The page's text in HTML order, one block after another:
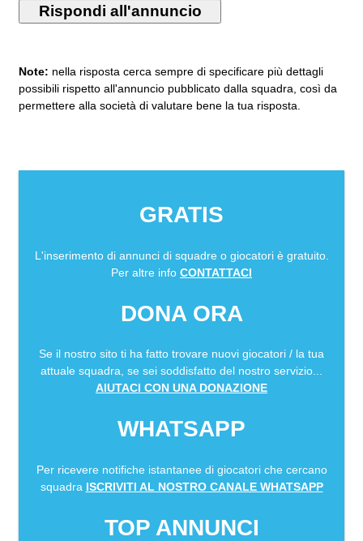
Note: nella risposta cerca sempre di specificare più dettagli
possibili rispetto all'annuncio pubblicato dalla squadra, così da
permettere alla società di valutare bene la tua risposta.
GRATIS
L'inserimento di annunci di squadre o giocatori è gratuito.
Per altre info CONTATTACI
DONA ORA
Se il nostro sito ti ha fatto trovare nuovi giocatori / la tua
attuale squadra, se sei soddisfatto del nostro servizio...
AIUTACI CON UNA DONAZIONE
WHATSAPP
Per ricevere notifiche istantanee di giocatori che cercano
squadra ISCRIVITI AL NOSTRO CANALE WHATSAPP
TOP ANNUNCI